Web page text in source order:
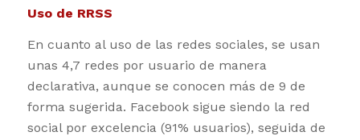
Uso de RRSS
En cuanto al uso de las redes sociales, se usan
unas 4,7 redes por usuario de manera
declarativa, aunque se conocen más de 9 de
forma sugerida. Facebook sigue siendo la red
social por excelencia (91% usuarios), seguida de